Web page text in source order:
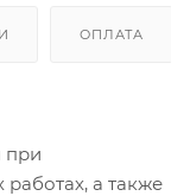
ОПЛАТА
при
а также